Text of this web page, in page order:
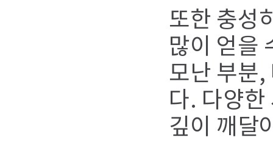
또한 충성
많이 얻을
모난 부분,
다. 다양한
깊이 깨달